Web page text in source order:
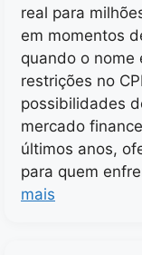
real para
em momentos
quando o nome
restrições no
possibilidades
mercado
últimos anos,
para quem
mais